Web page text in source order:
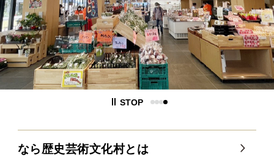
STOP
なら歴史芸術文化村とは